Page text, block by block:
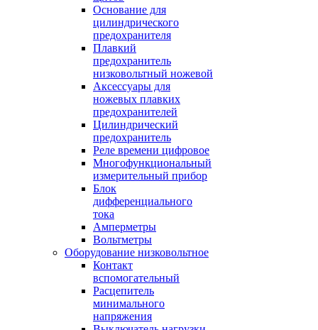
Основание для
цилиндрического
предохранителя
Плавкий
предохранитель
низковольтный ножевой
Аксессуары для
ножевых плавких
предохранителей
Цилиндрический
предохранитель
Реле времени цифровое
Многофункциональный
измерительный прибор
Блок
дифференциального
тока
Амперметры
Вольтметры
Оборудование низковольтное
Контакт
вспомогательный
Расцепитель
минимального
напряжения